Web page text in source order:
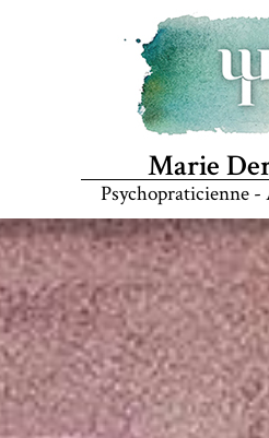
Marie
Psychopraticienne